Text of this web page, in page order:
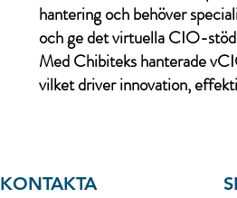
hantering och behöver
och ge det virtuella CIO-
Med Chibiteks hanterade
vilket driver innovation,
KONTAKTA